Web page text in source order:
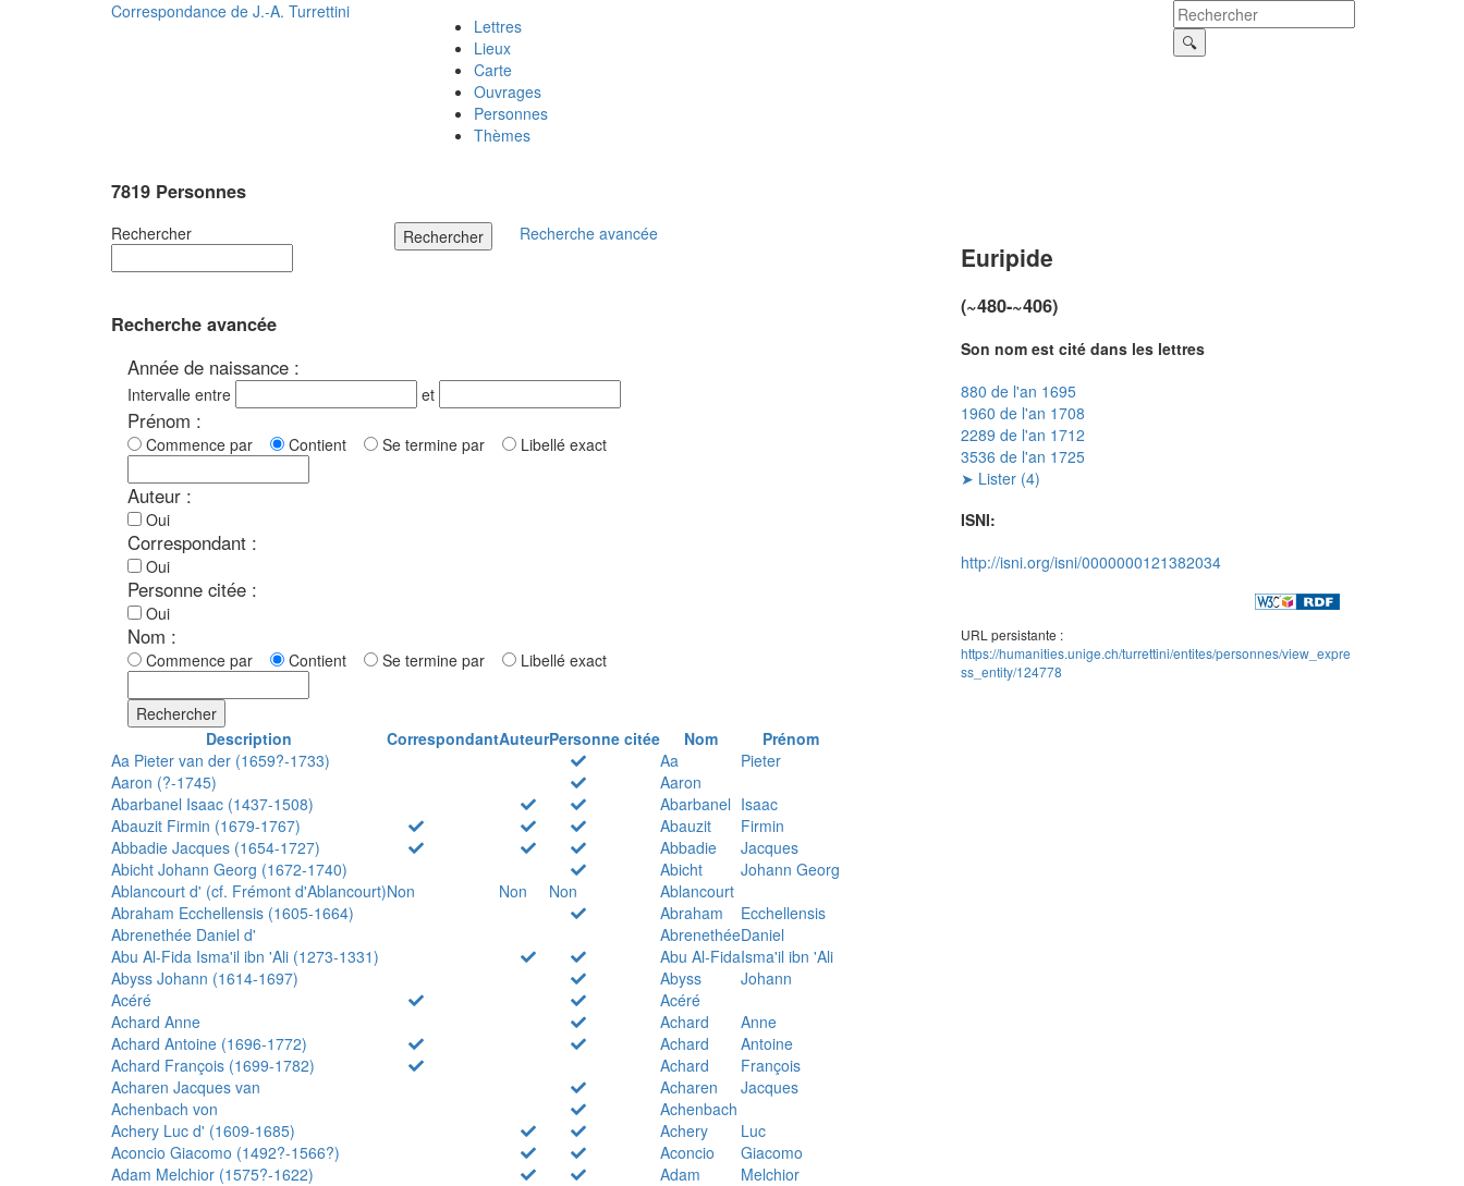
Correspondance de J.-A. Turrettini
Lettres
Lieux
Carte
Ouvrages
Personnes
Thèmes
7819 Personnes
Rechercher Rechercher Recherche avancée
Recherche avancée
Année de naissance :
Intervalle entre et
Prénom :
Commence par Contient Se termine par Libellé exact
Auteur :
Oui
Correspondant :
Oui
Personne citée :
Oui
Nom :
Commence par Contient Se termine par Libellé exact
Rechercher
Description
CorrespondantAuteurPersonne citée Nom
Prénom
Aa Pieter van der (1659?-1733)
Aa
Pieter
Aaron (?-1745)
Aaron
Abarbanel Isaac (1437-1508)
Abarbanel Isaac
Abauzit Firmin (1679-1767)
Abauzit
Firmin
Abbadie Jacques (1654-1727)
Abbadie
Jacques
Abicht Johann Georg (1672-1740)
Abicht
Johann Georg
Ablancourt d' (cf. Frémont d'Ablancourt)Non Non Non
Ablancourt
Abraham Ecchellensis (1605-1664)
Abraham
Ecchellensis
Abrenethée Daniel d'
AbrenethéeDaniel
Abu Al-Fida Isma'il ibn 'Ali (1273-1331)
Abu Al-FidaIsma'il ibn 'Ali
Abyss Johann (1614-1697)
Abyss
Johann
Acéré
Acéré
Achard Anne
Achard
Anne
Achard Antoine (1696-1772)
Achard
Antoine
Achard François (1699-1782)
Achard
François
Acharen Jacques van
Acharen
Jacques
Achenbach von
Achenbach
Achery Luc d' (1609-1685)
Achery
Luc
Aconcio Giacomo (1492?-1566?)
Aconcio
Giacomo
Adam Melchior (1575?-1622)
Adam
Melchior
Euripide
(~480-~406)
Son nom est cité dans les lettres
880 de l'an 1695
1960 de l'an 1708
2289 de l'an 1712
3536 de l'an 1725
➤ Lister (4)
ISNI:
http://isni.org/isni/0000000121382034
URL persistante :
https://humanities.unige.ch/turrettini/entites/personnes/view_expre
ss_entity/124778